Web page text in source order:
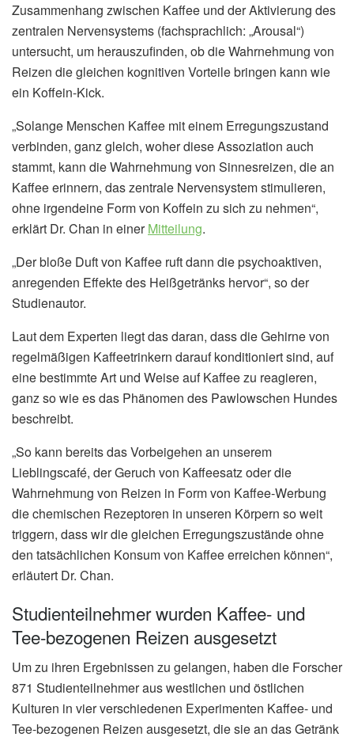
Zusammenhang zwischen Kaffee und der Aktivierung des
zentralen Nervensystems (fachsprachlich: „Arousal“)
untersucht, um herauszufinden, ob die Wahrnehmung von
Reizen die gleichen kognitiven Vorteile bringen kann wie
ein Koffein-Kick.
„Solange Menschen Kaffee mit einem Erregungszustand
verbinden, ganz gleich, woher diese Assoziation auch
stammt, kann die Wahrnehmung von Sinnesreizen, die an
Kaffee erinnern, das zentrale Nervensystem stimulieren,
ohne irgendeine Form von Koffein zu sich zu nehmen“,
erklärt Dr. Chan in einerMitteilung.
„Der bloße Duft von Kaffee ruft dann die psychoaktiven,
anregenden Effekte des Heißgetränks hervor“, so der
Studienautor.
Laut dem Experten liegt das daran, dass die Gehirne von
regelmäßigen Kaffeetrinkern darauf konditioniert sind, auf
eine bestimmte Art und Weise auf Kaffee zu reagieren,
ganz so wie es das Phänomen des Pawlowschen Hundes
beschreibt.
„So kann bereits das Vorbeigehen an unserem
Lieblingscafé, der Geruch von Kaffeesatz oder die
Wahrnehmung von Reizen in Form von Kaffee-Werbung
die chemischen Rezeptoren in unseren Körpern so weit
triggern, dass wir die gleichen Erregungszustände ohne
den tatsächlichen Konsum von Kaffee erreichen können“,
erläutert Dr. Chan.
Studienteilnehmer wurden Kaffee- und
Tee-bezogenen Reizen ausgesetzt
Um zu ihren Ergebnissen zu gelangen, haben die Forscher
871 Studienteilnehmer aus westlichen und östlichen
Kulturen in vier verschiedenen Experimenten Kaffee- und
Tee-bezogenen Reizen ausgesetzt, die sie an das Getränk